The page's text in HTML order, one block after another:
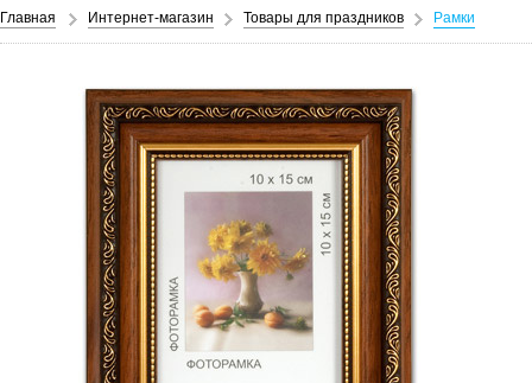
Главная Интернет-магазин Товары для праздников Рамки